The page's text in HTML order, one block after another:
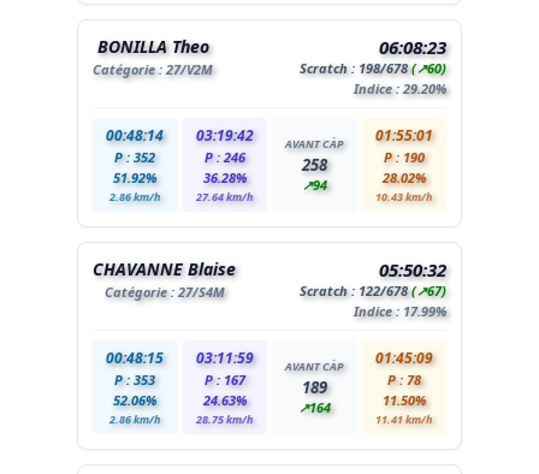
BONILLA Theo
Catégorie :27/V2M
06:08:23
Scratch : 198/678(↗60)
Indice : 29.20%
00:48:14
P : 352
51.92%
2.86 km/h
03:19:42
P : 246
36.28%
27.64 km/h
AVANT CÀP
258
↗94
01:55:01
P : 190
28.02%
10.43 km/h
CHAVANNE Blaise
Catégorie :27/S4M
05:50:32
Scratch : 122/678(↗67)
Indice : 17.99%
00:48:15
P : 353
52.06%
2.86 km/h
03:11:59
P : 167
24.63%
28.75 km/h
AVANT CÀP
189
↗164
01:45:09
P : 78
11.50%
11.41 km/h